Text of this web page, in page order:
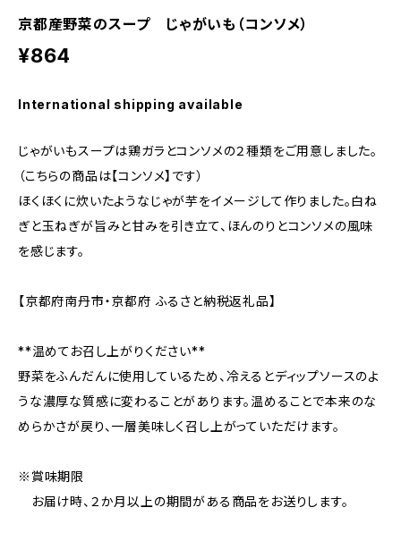
京都産野菜のスープ じゃがいも（コンソメ）
¥864
International shipping available
じゃがいもスープは鶏ガラとコンソメの２種類をご用意しました。
（こちらの商品は【コンソメ】です）
ほくほくに炊いたようなじゃが芋をイメージして作りました。白ね
ぎと玉ねぎが旨みと甘みを引き立て、ほんのりとコンソメの風味
を感じます。
【京都府南丹市・京都府 ふるさと納税返礼品】
**温めてお召し上がりください**
野菜をふんだんに使用しているため、冷えるとディップソースのよ
うな濃厚な質感に変わることがあります。温めることで本来のな
めらかさが戻り、一層美味しく召し上がっていただけます。
※賞味期限
お届け時、２か月以上の期間がある商品をお送りします。